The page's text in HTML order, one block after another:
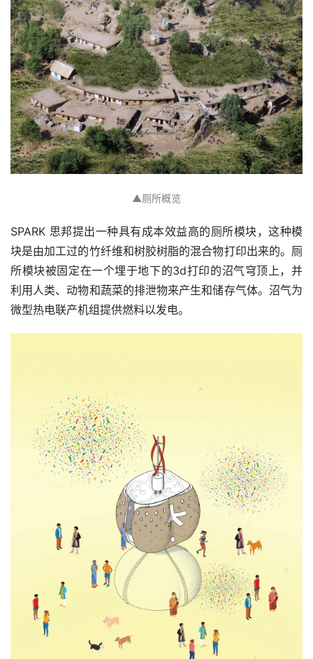
▲厕所概览
SPARK 思邦提出一种具有成本效益高的厕所模块，这种模
块是由加工过的竹纤维和树胶树脂的混合物打印出来的。厕
所模块被固定在一个埋于地下的3d打印的沼气穹顶上，并
利用人类、动物和蔬菜的排泄物来产生和储存气体。沼气为
微型热电联产机组提供燃料以发电。